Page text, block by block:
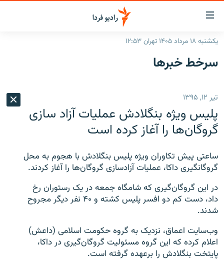
لینک‌های
قابلیت
دسترسی
بازگشت
اصلی
رفتن
به
صفحه
ایران
رادیو
انتخاب کنید و بشنوید
فرکانس‌ها
پادکست
گزارش‌های تصویری
زنان فردا
English
به ما بپیوندید
یکشنبه ۱۸ مرداد ۱۴۰۵ تهران ۱۲:۵۳
سرخط‌ خبرها
تیر ۱۲, ۱۳۹۵
پلیس ویژه بنگلادش عملیات آزاد سازی
گروگان‌ها را آغاز کرده است
ساعتی پیش تکاوران ویژه پلیس بنگلادش با هجوم به محل
گروگانگیری داکا، عملیات آزادسازی گروگان‌ها را آغاز کردند.
در این گروگان‌گیری که شامگاه جمعه در یک رستوران رخ
داد، دست کم دو افسر پلیس کشته و ۴۰ نفر دیگر مجروح
شدند.
وب‌سایت اعماق، نزدیک به گروه حکومت اسلامی (داعش)
اعلام کرده که این گروه مسئولیت گروگان‌گیری در داکا،
پایتخت بنگلادش را برعهده گرفته است.